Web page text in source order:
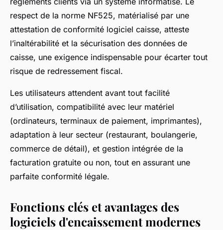
respect de la norme NF525, matérialisé par une
attestation de conformité logiciel caisse, atteste
l’inaltérabilité et la sécurisation des données de
caisse, une exigence indispensable pour écarter tout
risque de redressement fiscal.
Les utilisateurs attendent avant tout facilité
d’utilisation, compatibilité avec leur matériel
(ordinateurs, terminaux de paiement, imprimantes),
adaptation à leur secteur (restaurant, boulangerie,
commerce de détail), et gestion intégrée de la
facturation gratuite ou non, tout en assurant une
parfaite conformité légale.
Fonctions clés et avantages des
logiciels d'encaissement modernes